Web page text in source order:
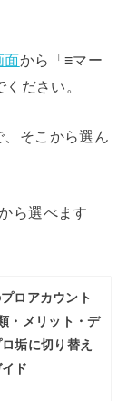
面から「≡マー
ださい。
そこから選ん
ら選べます
ロアカウント
・メリット・デ
垢に切り替え
ド